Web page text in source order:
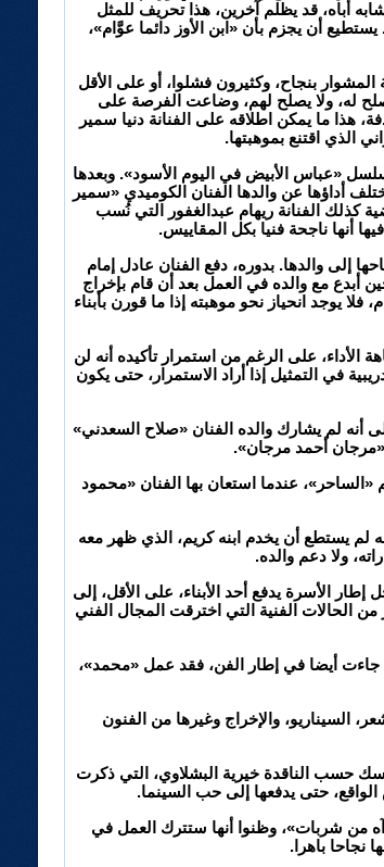
أباه، قد يظلم آخرين، هذا تحريف للمثل
يستطيع أن يجزم بأن «ابن الأوز دائما عوَّام»،
بنجاح، وكثيرون فشلوا، أو على الأقل
له، ولا يصلح لهم، وضاعت الفرصة على
ما يمكن اطلاقه على الفنانة دنيا سمير
الذي اقتنع بموهبتها.
«عباس الأبيض في اليوم الأسود». وبعدها
أداؤها عن والدها الفنان الكوميدي «سمير
كذلك الفنانة ريهام عبدالغفور التي نُسب
أنها ناجحة فنيا بكل المقاييس.
والدها. بدوره، دفع الفنان عادل إمام
أبدع مع والده في العمل بعد أن قام بإخراج
أما شقيقه محمد إمام، فلا يوجد انحياز نحو موهبته إذا ما قورن بأبناء
الأداء، على الرغم من استمرار تأكيده أنه لن
في التمثيل إذا أراد الاستمرار، حتى يكون
أنه لم يشارك والده الفنان «صلاح السعدني»
أحمد مرجان».
جاءت في فيلم «الساحر»، عندما استعان بها الفنان «محمود
لم يستطع أن يخدم ابنه كريم، الذي ظهر معه
ولا دعم والده.
الأسرة يدفع أحد الأبناء، على الأقل، إلى
الحالات الفنية التي اخترقت المجال الفني
جاءت أيضا في إطار الفن، فقد عمل «محمد»،
السيناريو، والإخراج وغيرها من الفنون
حسب الناقدة خيرية البشلاوي، التي ذكرت
حتى يدفعها إلى حب السينما.
من شربات»، وظنوا أنها ستترك العمل في
نجاحا باهرا.